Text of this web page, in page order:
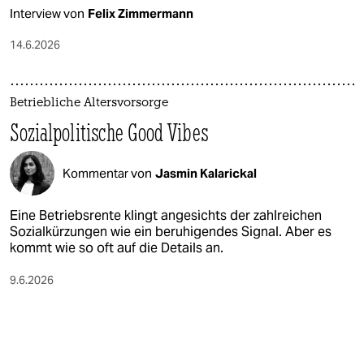
Interview von Felix Zimmermann
14.6.2026
Betriebliche Altersvorsorge
Sozialpolitische Good Vibes
Kommentar von Jasmin Kalarickal
Eine Betriebsrente klingt angesichts der zahlreichen
Sozialkürzungen wie ein beruhigendes Signal. Aber es
kommt wie so oft auf die Details an.
9.6.2026